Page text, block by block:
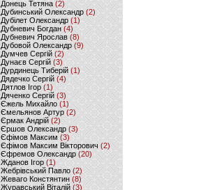
Донець Тетяна (2)
Дубинський Олександр(2)
Дубілет Олександр (1)
Дубневич Богдан (4)
Дубневич Ярослав (8)
Дубовой Олександр(9)
Думчев Сергій (2)
Дунаєв Сергій(3)
Дурдинець Тиберій (1)
Дядечко Сергій (4)
Дятлов Ігор (1)
Дяченко Сергій (3)
Єжель Михайло (1)
Ємельянов Артур (2)
Єрмак Андрій (2)
Єршов Олександр (3)
Єфімов Максим (3)
Єфімов Максим Вікторович (2)
Єфремов Олександр (20)
Жданов Ігор (1)
Жебрівський Павло (2)
Жеваго Констянтин (8)
Журавський Віталій (3)